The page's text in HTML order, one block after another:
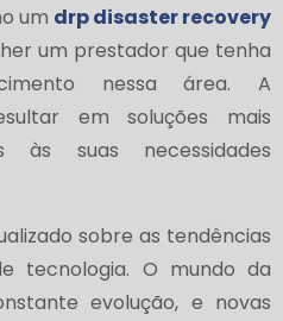
um drp disaster recovery
um prestador que tenha
nessa área. A
em soluções mais
às suas necessidades
sobre as tendências
tecnologia. O mundo da
evolução, e novas